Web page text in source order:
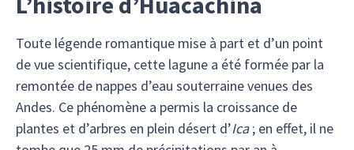
Toute légende romantique mise à part et d’un point
de vue scientifique, cette lagune a été formée par la
remontée de nappes d’eau souterraine venues des
Andes. Ce phénomène a permis la croissance de
plantes et d’arbres en plein désert d’Ica; en effet, il ne